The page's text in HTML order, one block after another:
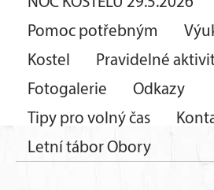
Pomoc potřebným
Kostel
Pravidelné
Fotogalerie
Odkazy
Tipy pro volný čas
Letní tábor Obory